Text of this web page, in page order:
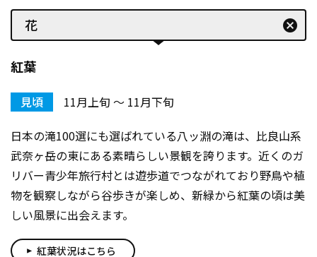
花 cancel
紅葉
見頃
11月上旬 〜 11月下旬
日本の滝100選にも選ばれている八ッ淵の滝は、比良山系
武奈ヶ岳の東にある素晴らしい景観を誇ります。近くのガ
リバー青少年旅行村とは遊歩道でつながれており野鳥や植
物を観察しながら谷歩きが楽しめ、新緑から紅葉の頃は美
しい風景に出会えます。
play_arrow 紅葉状況はこちら